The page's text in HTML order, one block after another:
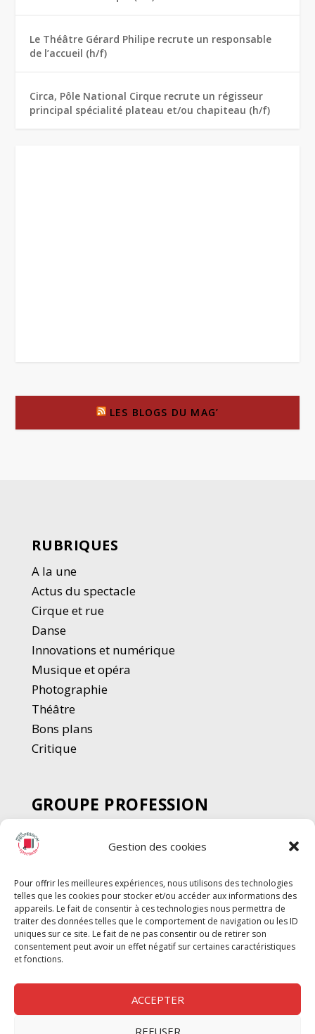
Gestion des cookies
Pour offrir les meilleures expériences, nous utilisons des technologies
telles que les cookies pour stocker et/ou accéder aux informations des
appareils. Le fait de consentir à ces technologies nous permettra de
traiter des données telles que le comportement de navigation ou les ID
uniques sur ce site. Le fait de ne pas consentir ou de retirer son
consentement peut avoir un effet négatif sur certaines caractéristiques
et fonctions.
ACCEPTER
REFUSER
Le Théâtre Gérard Philipe recrute un responsable
de l’accueil (h/f)
Circa, Pôle National Cirque recrute un régisseur
principal spécialité plateau et/ou chapiteau (h/f)
LES BLOGS DU MAG’
RUBRIQUES
A la une
Actus du spectacle
Cirque et rue
Danse
Innovations et numérique
Musique et opéra
Photographie
Théâtre
Bons plans
Critique
GROUPE PROFESSION
SPECTACLE
Chèque Intermittents
Chèque Compta
Chèque Emploi Spectacle
G-Pods
Profession Audio-visuel